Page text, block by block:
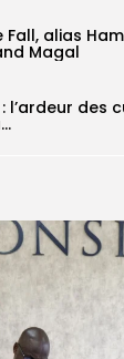
alias
Magal
l’ardeur des